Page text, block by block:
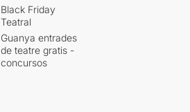
Black Friday
Teatral
Guanya entrades
de teatre gratis -
concursos